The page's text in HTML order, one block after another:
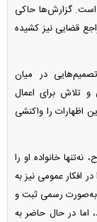
است. گزارش‌ها حاکی
قضایی نیز کشیده
در میان
و تلاش برای اعمال
اظهارات را واکنشی
خانواده او را
افکار عمومی نیز به
رسمی ثبت و
اما در حال حاضر به